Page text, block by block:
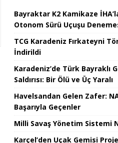
Bayraktar K2 Kamikaze
Otonom Sürü Uçuşu
TCG Karadeniz Fırkateyni
İndirildi
Karadeniz’de Türk Bayraklı
Saldırısı: Bir Ölü ve Üç Yaralı
Havelsandan Gelen Zafer:
Başarıyla Geçenler
Milli Savaş Yönetim Sistemi
Karçel’den Uçak Gemisi